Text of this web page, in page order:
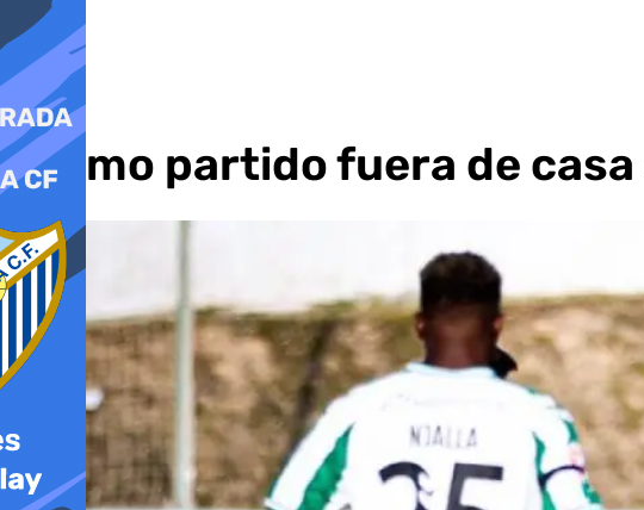
Último partido fuera de